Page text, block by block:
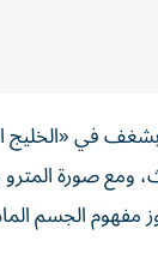
في «الخليج
ومع صورة
الجسم